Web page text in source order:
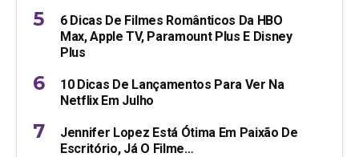
6 Dicas De Filmes Românticos Da HBO
Max, Apple TV, Paramount Plus E Disney
Plus
10 Dicas De Lançamentos Para Ver Na
Netflix Em Julho
Jennifer Lopez Está Ótima Em Paixão De
Escritório, Já O Filme…